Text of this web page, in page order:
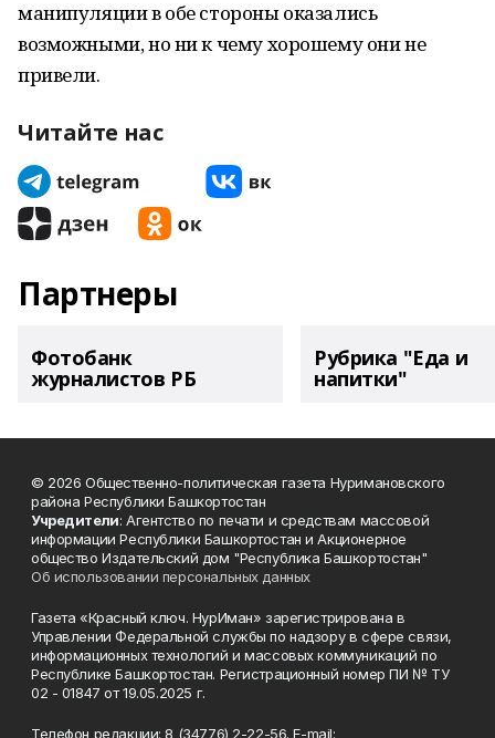
манипуляции в обе стороны оказались
возможными, но ни к чему хорошему они не
привели.
Читайте нас
Партнеры
Фотобанк
журналистов РБ
Рубрика "Еда и
напитки"
© 2026 Общественно-политическая газета Нуримановского
района Республики Башкортостан
Учредители: Агентство по печати и средствам массовой
информации Республики Башкортостан и Акционерное
общество Издательский дом "Республика Башкортостан"
Об использовании персональных данных
Газета «Красный ключ. НурИман» зарегистрирована в
Управлении Федеральной службы по надзору в сфере связи,
информационных технологий и массовых коммуникаций по
Республике Башкортостан. Регистрационный номер ПИ № ТУ
02 - 01847 от 19.05.2025 г.
Телефон редакции: 8 (34776) 2-22-56. E-mail: